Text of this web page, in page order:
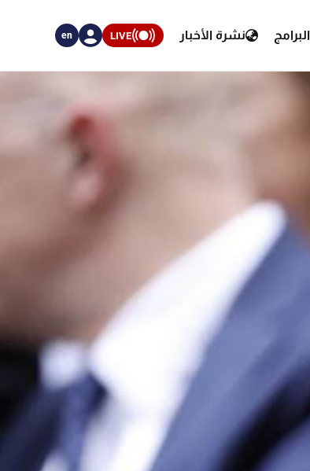
البرامج نشرة الأخبار LIVE
en